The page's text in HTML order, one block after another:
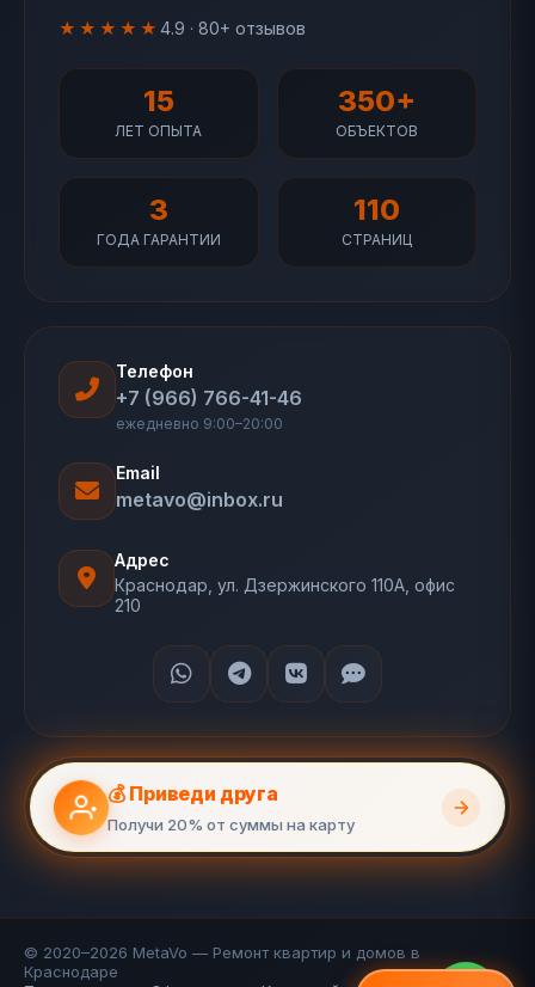
★★★★★ 4.9 · 80+ отзывов
15
ЛЕТ ОПЫТА
350+
ОБЪЕКТОВ
3
ГОДА ГАРАНТИИ
110
СТРАНИЦ
Телефон
+7 (966) 766-41-46
ежедневно 9:00–20:00
Email
metavo@inbox.ru
Адрес
Краснодар, ул. Дзержинского 110А, офис
210
💰 Приведи друга
Получи 20% от суммы на карту
© 2020–2026 MetaVo — Ремонт квартир и домов в
Краснодаре